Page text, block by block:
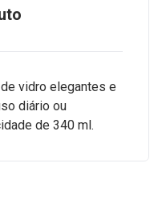
vidro elegantes e
diário ou
de 340 ml.